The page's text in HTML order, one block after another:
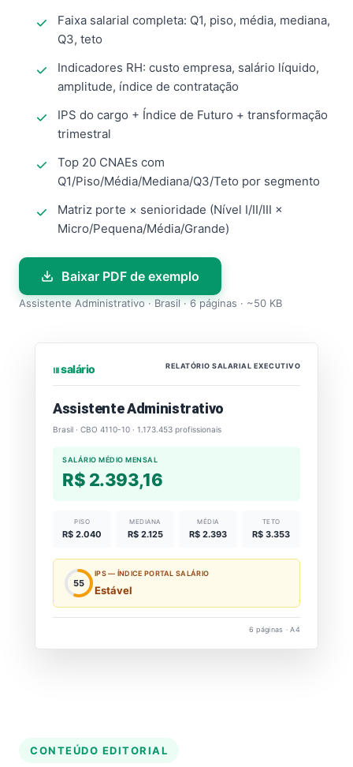
Faixa salarial completa: Q1, piso, média, mediana,
Q3, teto
Indicadores RH: custo empresa, salário líquido,
amplitude, índice de contratação
IPS do cargo + Índice de Futuro + transformação
trimestral
Top 20 CNAEs com
Q1/Piso/Média/Mediana/Q3/Teto por segmento
Matriz porte × senioridade (Nível I/II/III ×
Micro/Pequena/Média/Grande)
Baixar PDF de exemplo
Assistente Administrativo · Brasil · 6 páginas · ~50 KB
⏐⏐⏐ salário RELATÓRIO SALARIAL EXECUTIVO
Assistente Administrativo
Brasil · CBO 4110-10 · 1.173.453 profissionais
SALÁRIO MÉDIO MENSAL
R$ 2.393,16
PISO
R$ 2.040
MEDIANA
R$ 2.125
MÉDIA
R$ 2.393
TETO
R$ 3.353
55
IPS — ÍNDICE PORTAL SALÁRIO
Estável
6 páginas · A4
CONTEÚDO EDITORIAL